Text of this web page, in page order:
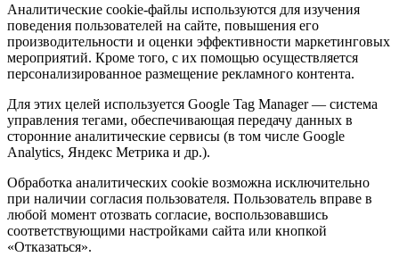
Аналитические cookie-файлы используются для изучения
поведения пользователей на сайте, повышения его
производительности и оценки эффективности маркетинговых
мероприятий. Кроме того, с их помощью осуществляется
персонализированное размещение рекламного контента.
Для этих целей используется Google Tag Manager — система
управления тегами, обеспечивающая передачу данных в
сторонние аналитические сервисы (в том числе Google
Analytics, Яндекс Метрика и др.).
Обработка аналитических cookie возможна исключительно
при наличии согласия пользователя. Пользователь вправе в
любой момент отозвать согласие, воспользовавшись
соответствующими настройками сайта или кнопкой
«Отказаться».